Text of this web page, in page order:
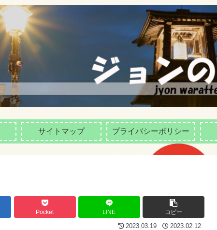
サイトマップ プライバシーポリシー
Pocket LINE コピー
2023.03.19 2023.02.12